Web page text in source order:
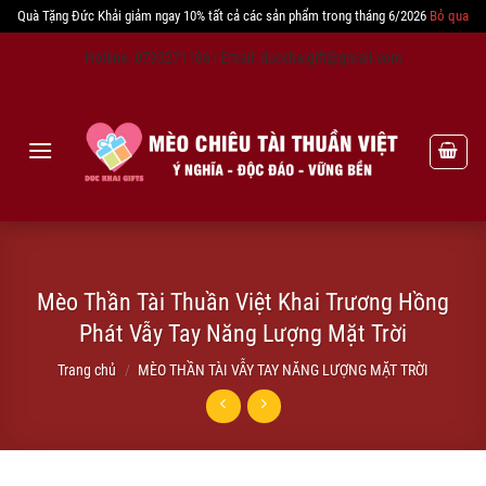
Quà Tặng Đức Khải giảm ngay 10% tất cả các sản phẩm trong tháng 6/2026 Bỏ qua
Hotline: 0793271186 | Email: duckhaigift@gmail.com
Mèo Thần Tài Thuần Việt Khai Trương Hồng
Phát Vẫy Tay Năng Lượng Mặt Trời
Trang chủ / MÈO THẦN TÀI VẪY TAY NĂNG LƯỢNG MẶT TRỜI